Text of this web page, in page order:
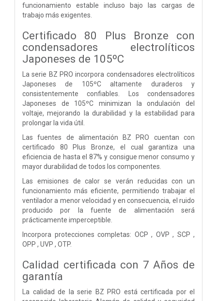
funcionamiento estable incluso bajo las cargas de
trabajo más exigentes.
Certificado 80 Plus Bronze con
condensadores electrolíticos
Japoneses de 105ºC
La serie BZ PRO incorpora condensadores electrolíticos
Japoneses de 105ºC altamente duraderos y
consistentemente confiables. Los condensadores
Japoneses de 105ºC minimizan la ondulación del
voltaje, mejorando la durabilidad y la estabilidad para
prolongar la vida útil.
Las fuentes de alimentación BZ PRO cuentan con
certificado 80 Plus Bronze, el cual garantiza una
eficiencia de hasta el 87% y consigue menor consumo y
mayor durabilidad de todos los componentes.
Las emisiones de calor se verán reducidas con un
funcionamiento más eficiente, permitiendo trabajar el
ventilador a menor velocidad y en consecuencia, el ruido
producido por la fuente de alimentación será
prácticamente imperceptible.
Incorpora protecciones completas: OCP , OVP , SCP ,
OPP , UVP , OTP.
Calidad certificada con 7 Años de
garantía
La calidad de la serie BZ PRO está certificada por el